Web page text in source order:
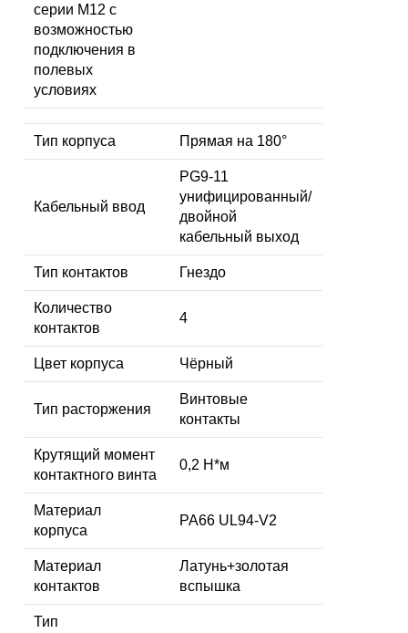
серии M12 с
возможностью
подключения в
полевых
условиях
Тип корпуса Прямая на 180°
Кабельный ввод
PG9-11
унифицированный/
двойной
кабельный выход
Тип контактов Гнездо
Количество
контактов
4
Цвет корпуса Чёрный
Тип расторжения
Винтовые
контакты
Крутящий момент
контактного винта
0,2 Н*м
Материал
корпуса
PA66 UL94-V2
Материал
контактов
Латунь+золотая
вспышка
Тип